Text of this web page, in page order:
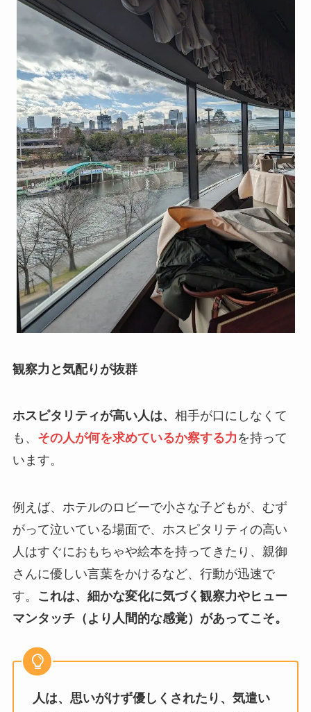
観察力と気配りが抜群
ホスピタリティが高い人は、 相手が口にしなくて
も、 その人が何を求めているか察する力 を持って
います。
例えば、ホテルのロビーで小さな子どもが、むず
がって泣いている場面で、ホスピタリティの高い
人はすぐにおもちゃや絵本を持ってきたり、親御
さんに優しい言葉をかけるなど、行動が迅速で
す。
これは、細かな変化に気づく観察力やヒュー
マンタッチ（より人間的な感覚）があってこそ。
人は、思いがけず優しくされたり、気遣い